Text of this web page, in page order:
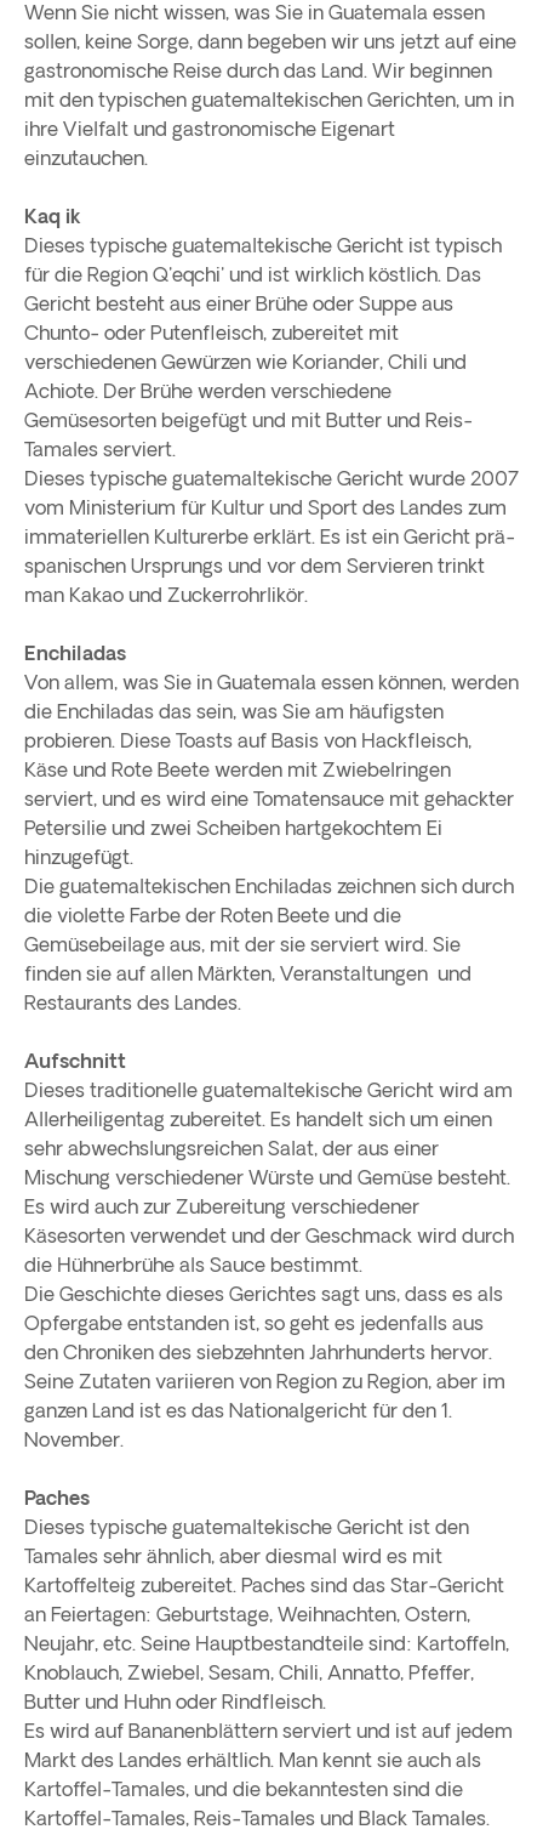
Wenn Sie nicht wissen, was Sie in Guatemala essen
sollen, keine Sorge, dann begeben wir uns jetzt auf eine
gastronomische Reise durch das Land. Wir beginnen
mit den typischen guatemaltekischen Gerichten, um in
ihre Vielfalt und gastronomische Eigenart
einzutauchen.
Kaq ik
Dieses typische guatemaltekische Gericht ist typisch
für die Region Q'eqchi' und ist wirklich köstlich. Das
Gericht besteht aus einer Brühe oder Suppe aus
Chunto- oder Putenfleisch, zubereitet mit
verschiedenen Gewürzen wie Koriander, Chili und
Achiote. Der Brühe werden verschiedene
Gemüsesorten beigefügt und mit Butter und Reis-
Tamales serviert.
Dieses typische guatemaltekische Gericht wurde 2007
vom Ministerium für Kultur und Sport des Landes zum
immateriellen Kulturerbe erklärt. Es ist ein Gericht prä-
spanischen Ursprungs und vor dem Servieren trinkt
man Kakao und Zuckerrohrlikör.
Enchiladas
Von allem, was Sie in Guatemala essen können, werden
die Enchiladas das sein, was Sie am häufigsten
probieren. Diese Toasts auf Basis von Hackfleisch,
Käse und Rote Beete werden mit Zwiebelringen
serviert, und es wird eine Tomatensauce mit gehackter
Petersilie und zwei Scheiben hartgekochtem Ei
hinzugefügt.
Die guatemaltekischen Enchiladas zeichnen sich durch
die violette Farbe der Roten Beete und die
Gemüsebeilage aus, mit der sie serviert wird. Sie
finden sie auf allen Märkten, Veranstaltungen und
Restaurants des Landes.
Aufschnitt
Dieses traditionelle guatemaltekische Gericht wird am
Allerheiligentag zubereitet. Es handelt sich um einen
sehr abwechslungsreichen Salat, der aus einer
Mischung verschiedener Würste und Gemüse besteht.
Es wird auch zur Zubereitung verschiedener
Käsesorten verwendet und der Geschmack wird durch
die Hühnerbrühe als Sauce bestimmt.
Die Geschichte dieses Gerichtes sagt uns, dass es als
Opfergabe entstanden ist, so geht es jedenfalls aus
den Chroniken des siebzehnten Jahrhunderts hervor.
Seine Zutaten variieren von Region zu Region, aber im
ganzen Land ist es das Nationalgericht für den 1.
November.
Paches
Dieses typische guatemaltekische Gericht ist den
Tamales sehr ähnlich, aber diesmal wird es mit
Kartoffelteig zubereitet. Paches sind das Star-Gericht
an Feiertagen: Geburtstage, Weihnachten, Ostern,
Neujahr, etc. Seine Hauptbestandteile sind: Kartoffeln,
Knoblauch, Zwiebel, Sesam, Chili, Annatto, Pfeffer,
Butter und Huhn oder Rindfleisch.
Es wird auf Bananenblättern serviert und ist auf jedem
Markt des Landes erhältlich. Man kennt sie auch als
Kartoffel-Tamales, und die bekanntesten sind die
Kartoffel-Tamales, Reis-Tamales und Black Tamales.